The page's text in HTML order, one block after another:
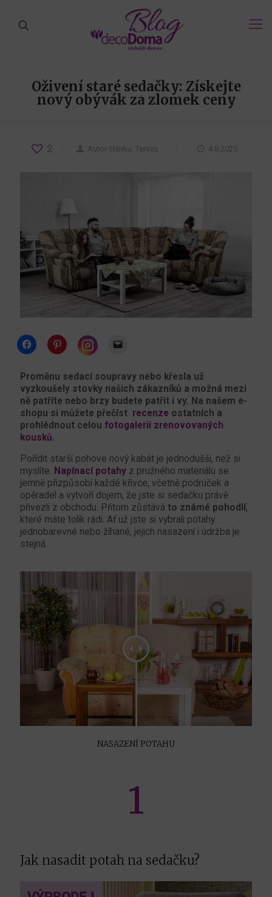
Oživení staré sedačky: Získejte
nový obývák za zlomek ceny
2 Autor článku:Tereza 4.8.2025
Click
to
Facebook
(Opens
in
new
window)
Click
to
Pinterest
(Opens
in
new
window)
share
on
Instagram
(Opens
in
new
window)
link
to
a
friend
(Opens
in
new
window)
Proměnu sedací soupravy nebo křesla už
vyzkoušely stovky našich zákazníků a možná mezi
ně patříte nebo brzy budete patřit i vy. Na našem e-
shopu si můžete přečíst recenze ostatních a
prohlédnout celou fotogalerii zrenovovaných
kousků.
Pořídit starší pohove nový kabát je jednodušší, než si
myslíte. Napínací potahy z pružného materiálu se
jemně přizpůsobí každé křivce, včetně područek a
opěradel a vytvoří dojem, že jste si sedačku právě
přivezli z obchodu. Přitom zůstává to známé pohodlí,
které máte tolik rádi. Ať už jste si vybrali potahy
jednobarevné nebo žíhané, jejich nasazení i údržba je
stejná.
NASAZENÍ POTAHU
1
Jak nasadit potah na sedačku?